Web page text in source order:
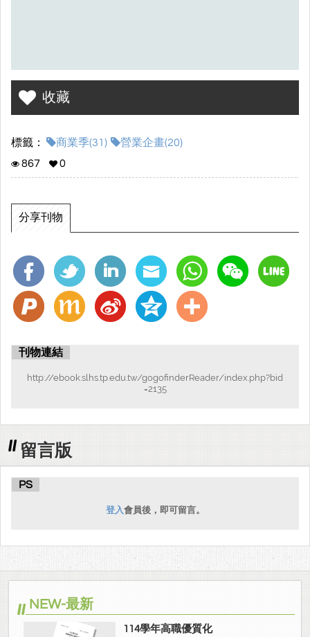
收藏
標籤： 商業季(31)
營業企畫(20)
867
0
分享刊物
刊物連結
http://ebook.slhs.tp.edu.tw/gogofinderReader/index.php?bid
=2135
留言版
PS
登入會員後，即可留言。
NEW-最新
114學年高職優質化